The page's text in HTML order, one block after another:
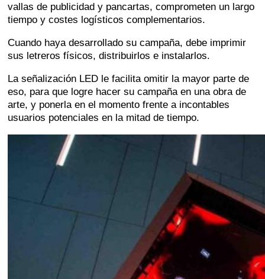
vallas de publicidad y pancartas, comprometen un largo
tiempo y costes logísticos complementarios.
Cuando haya desarrollado su campaña, debe imprimir
sus letreros físicos, distribuirlos e instalarlos.
La señalización LED le facilita omitir la mayor parte de
eso, para que logre hacer su campaña en una obra de
arte, y ponerla en el momento frente a incontables
usuarios potenciales en la mitad de tiempo.